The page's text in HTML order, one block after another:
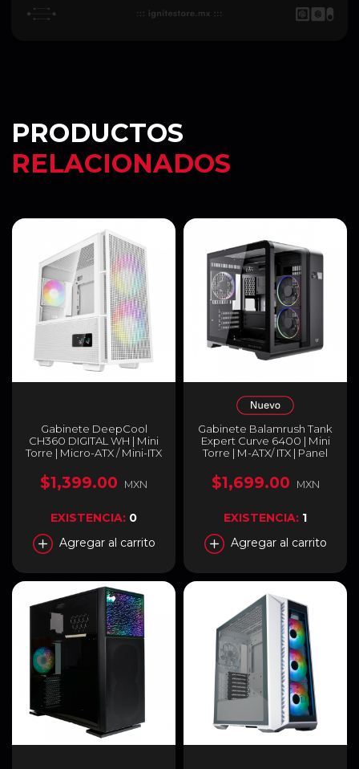
PRODUCTOS
RELACIONADOS
Gabinete DeepCool
CH360 DIGITAL WH | Mini
Torre | Micro-ATX / Mini-ITX
Templado | Pantalla de
Estado de CPU y GPU | 3
Instalados | Blanco | R-
CH360-WHAPE3D-G-1
$1,399.00 MXN
EXISTENCIA: 0
Agregar al carrito
Gabinete Balamrush Tank
Expert Curve 6400 | Mini
Torre | M-ATX/ ITX | Panel
Ventiladores ARGB
preinstalados | Color
$1,699.00 MXN
EXISTENCIA: 1
Agregar al carrito